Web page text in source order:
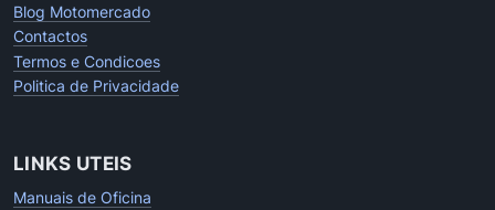
Blog Motomercado
Contactos
Termos e Condicoes
Politica de Privacidade
LINKS UTEIS
Manuais de Oficina